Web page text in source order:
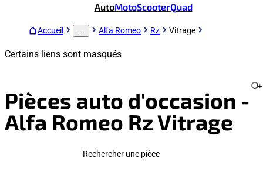
AutoMotoScooterQuad
Accueil Alfa Romeo Rz Vitrage
Certains liens sont masqués
Pièces auto d'occasion -
Alfa Romeo Rz Vitrage
+
Rechercher une pièce